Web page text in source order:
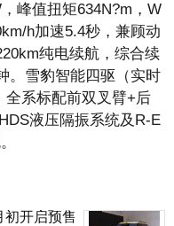
峰值扭矩634N?m，W
h加速5.4秒，兼顾动
纯电续航，综合续
。雪豹智能四驱（实时
全系标配前双叉臂+后
液压隔振系统及R-E
开启预售